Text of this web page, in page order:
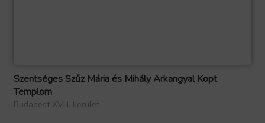
Szentséges Szűz Mária és Mihály Arkangyal Kopt
Templom
Budapest XVIII. kerület